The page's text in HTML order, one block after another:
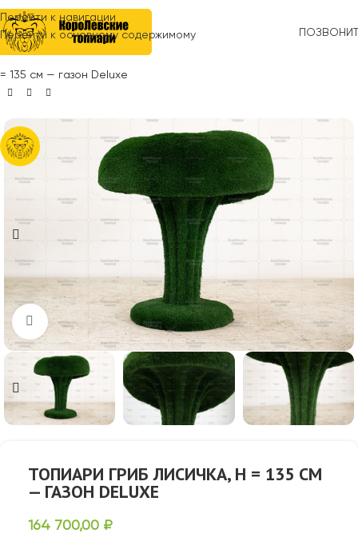
Перейти к навигации
Перейти к основному содержимому
Главная»Топиари»Растения
= 135 см — газон Deluxe
Нажмите, чтобы увеличить
ТОПИАРИ ГРИБ ЛИСИЧКА, H = 135 СМ
— ГАЗОН DELUXE
164 700,00 ₽